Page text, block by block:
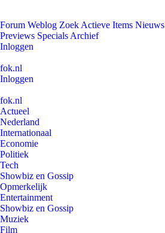
Forum Weblog Zoek Actieve Items Nieuws
Previews Specials Archief
Inloggen
fok.nl
Inloggen
fok.nl
Actueel
Nederland
Internationaal
Economie
Politiek
Tech
Showbiz en Gossip
Opmerkelijk
Entertainment
Showbiz en Gossip
Muziek
Film